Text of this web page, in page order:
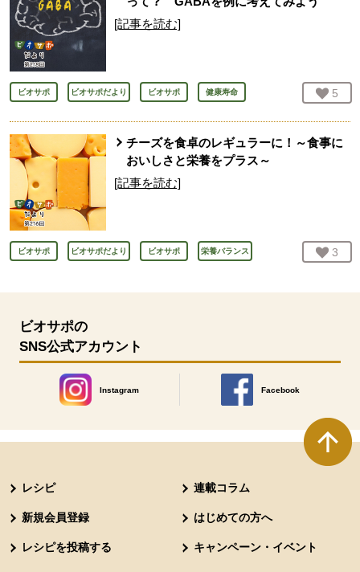
[記事を読む]
ビオサポ ビオサポだより ビオサポ 健康寿命 お気
5
チーズを食卓のレギュラーに！～食事に
おいしさと栄養をプラス～
[記事を読む]
ビオサポ ビオサポだより ビオサポ 栄養バランス お気
3
ビオサポの
SNS公式アカウント
Instagram
別のウィンドウで開きます。
Facebook
別のウィンドウで開きます
レシピ 連載コラム
新規会員登録 はじめての方へ
レシピを投稿する キャンペーン・イベント